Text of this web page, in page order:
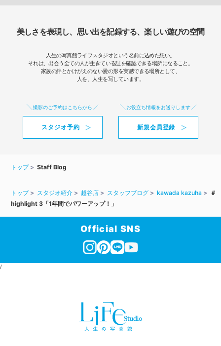
美しさを表現し、思い出を記録する、楽しい遊びの空間
人生の写真館ライフスタジオという名前に込めた想い。
それは、出会う全ての人が生きている証を確認できる場所になること。
家族の絆とかけがえのない愛の形を実感できる場所として、
人を、人生を写しています。
撮影のご予約はこちらから
スタジオ予約
お役立ち情報をお送りします
新規会員登録
トップ Staff Blog
トップ スタジオ紹介 越谷店 スタッフブログ kawada kazuha
＃
highlight 3「1年間でパワーアップ！」
Official SNS
/